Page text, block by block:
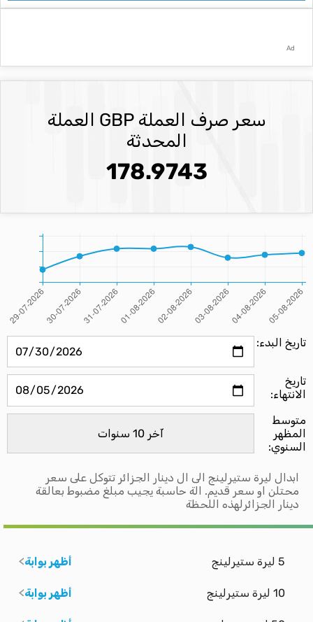
Ad
سعر صرف العملة GBP العملة
المحدثة
178.9743
تاريخ البدء:
تاريخ
الانتهاء:
متوسط ​​
المظهر
السنوي:
ابدال ليرة ستيرلينج الى ال دينار الجزائر تتوكل على سعر
محتلن او سعر قديم. الة حاسبة يجيب مبلغ مضبوط بعالقة
دينار الجزائرلهذه اللحظة
5 ليرة ستيرلينج أظهر بوابة
10 ليرة ستيرلينج أظهر بوابة